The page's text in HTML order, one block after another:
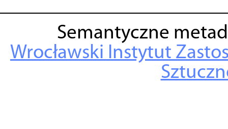
Semantyczne
Wrocławski Instytut